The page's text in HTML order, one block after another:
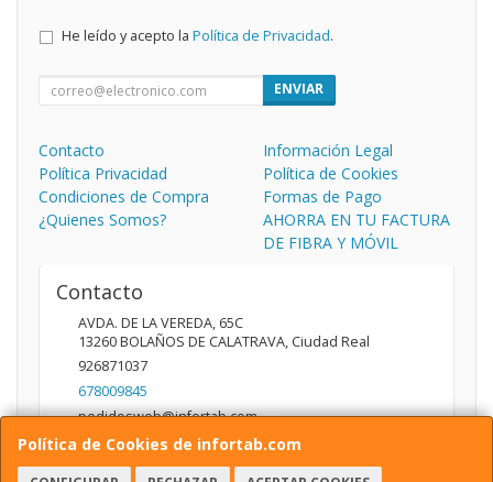
Política de Cookies de infortab.com
He leído y acepto la Política de Privacidad.
ENVIAR
Contacto
Información Legal
Política Privacidad
Política de Cookies
Condiciones de Compra
Formas de Pago
¿Quienes Somos?
AHORRA EN TU FACTURA
DE FIBRA Y MÓVIL
Contacto
AVDA. DE LA VEREDA, 65C
13260BOLAÑOS DE CALATRAVA, Ciudad Real
926871037
678009845
pedidosweb@infortab.com